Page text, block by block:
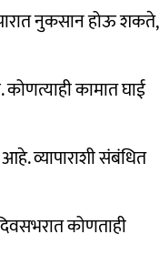
नुकसान होऊ शकते,
कामात घाई
व्यापाराशी संबंधित
कोणताही